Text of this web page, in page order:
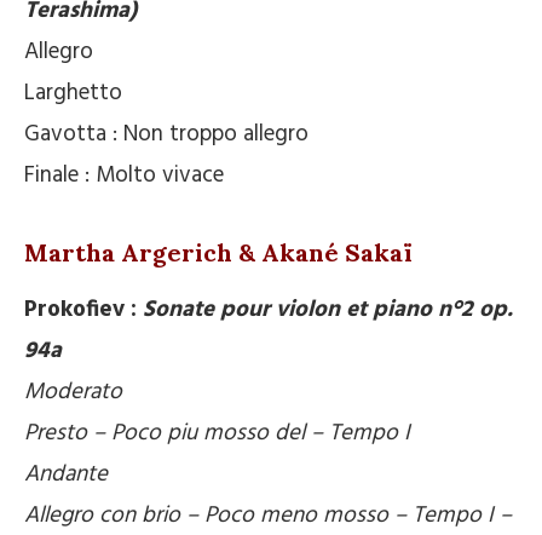
Terashima)
Allegro
Larghetto
Gavotta : Non troppo allegro
Finale : Molto vivace
Martha Argerich & Akané Sakaï
Prokofiev : Sonate pour violon et piano n°2 op.
94a
Moderato
Presto – Poco piu mosso del – Tempo I
Andante
Allegro con brio – Poco meno mosso – Tempo I –